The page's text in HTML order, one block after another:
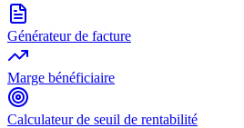
Générateur de facture
Marge bénéficiaire
Calculateur de seuil de rentabilité